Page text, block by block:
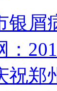
银屑
：
祝郑